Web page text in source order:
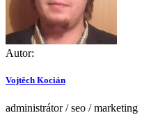
Autor:
Vojtěch Kocián
administrátor / seo / marketing